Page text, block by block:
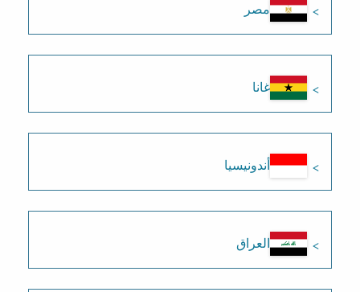
مصر
غانا
أندونيسيا
العراق